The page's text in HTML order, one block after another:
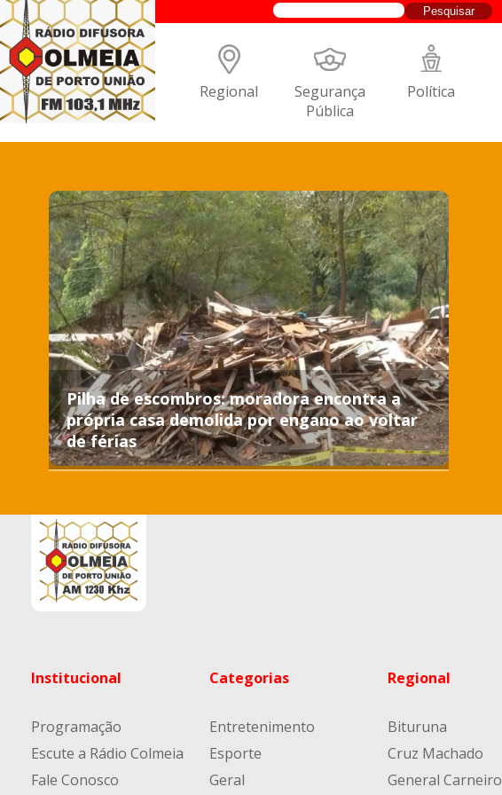
Regional Segurança
Pública
Política
Pilha de escombros: moradora encontra a
própria casa demolida por engano ao voltar
de férias
Institucional
Programação
Escute a Rádio Colmeia
Fale Conosco
Categorias
Entretenimento
Esporte
Geral
Regional
Bituruna
Cruz Machado
General Carneiro